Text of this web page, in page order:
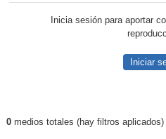
Inicia sesión para aportar
Iniciar
Resultados de: EvAU
0medios totales (hay filtros aplicados)